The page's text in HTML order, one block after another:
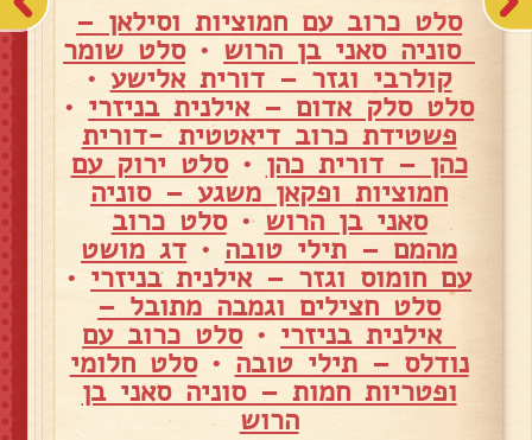
סלט כרוב עם חמוציות וסילאן –
סוניה סאני בן הרוש •סלט שומר
קולרבי וגזר – דורית אלישע •
סלט סלק אדום – אילנית בניזרי •
פשטידת כרוב דיאטטית -דורית
כהן – דורית כהן •סלט ירוק עם
חמוציות ופקאן משגע – סוניה
סאני בן הרוש •סלט כרוב
מהמם – תילי טובה • דג מושט
עם חומוס וגזר – אילנית בניזרי •
סלט חצילים וגמבה מתובל –
אילנית בניזרי •סלט כרוב עם
נודלס – תילי טובה •סלט חלומי
ופטריות חמות – סוניה סאני בן
הרוש